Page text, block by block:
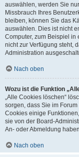
auswählen, werden Sie
Missbrauch Ihres
bleiben, können Sie das
auswählen. Dies ist nicht
Computer, zum Beispiel in
nicht zur Verfügung steht,
Administration
Nach oben
Wozu ist die Funktion
„Alle Cookies löschen“
sorgen, dass Sie im
Cookies einige
sie von der Board-
An- oder Abmeldung
Nach oben